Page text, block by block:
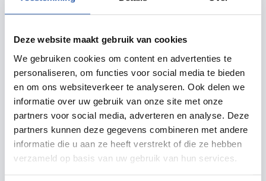
Deze website maakt gebruik van cookies
We gebruiken cookies om content en advertenties te
personaliseren, om functies voor social media te bieden
en om ons websiteverkeer te analyseren. Ook delen we
informatie over uw gebruik van onze site met onze
partners voor social media, adverteren en analyse. Deze
partners kunnen deze gegevens combineren met andere
informatie die u aan ze heeft verstrekt of die ze hebben
verzameld op basis van uw gebruik van hun services.
Tevens dragen vijf van de deelnemende dichters voor
De middag wordt afgesloten met een gezamenlijke
wandeling langs de verzen.
Presentatie publicatie Vensterverzen
Voordrachten van Wim van Broekhoven, Emma-
Sophie Ekelmans, Yentl Foks, Regine Hilhorst en
Erik Lindner
Gezamenlijke wandeling langs de verzen